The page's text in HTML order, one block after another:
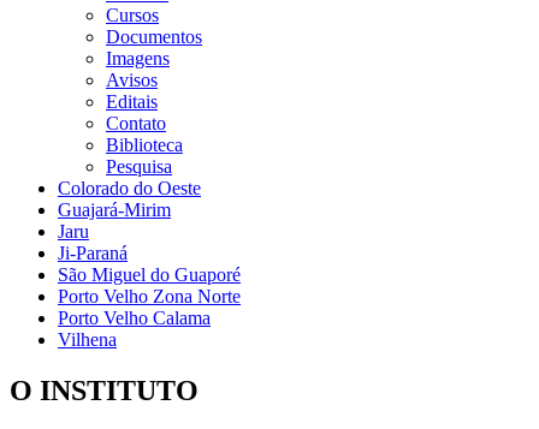
Cursos
Documentos
Imagens
Avisos
Editais
Contato
Biblioteca
Pesquisa
Colorado do Oeste
Guajará-Mirim
Jaru
Ji-Paraná
São Miguel do Guaporé
Porto Velho Zona Norte
Porto Velho Calama
Vilhena
O INSTITUTO